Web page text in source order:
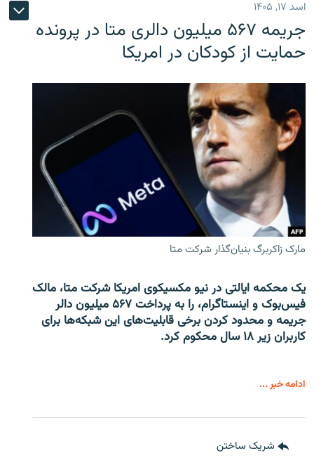
اسد ۱۷, ۱۴۰۵
جریمه ۵۶۷ میلیون دالری متا در پرونده
حمایت از کودکان در امریکا
مارک زاکربرگ بنیان‌گذار شرکت متا
یک محکمه ایالتی در نیو مکسیکوی امریکا شرکت متا، مالک
فیس‌بوک و اینستاگرام، را به پرداخت ۵۶۷ میلیون دالر
جریمه و محدود کردن برخی قابلیت‌های این شبکه‌ها برای
کاربران زیر ۱۸ سال محکوم کرد.
ادامه خبر ...
شریک ساختن